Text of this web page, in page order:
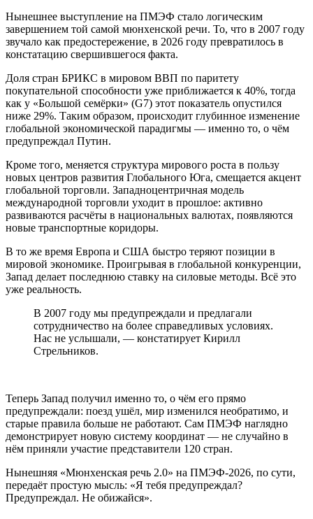
Нынешнее выступление на ПМЭФ стало логическим
завершением той самой мюнхенской речи. То, что в 2007 году
звучало как предостережение, в 2026 году превратилось в
констатацию свершившегося факта.
Доля стран БРИКС в мировом ВВП по паритету
покупательной способности уже приближается к 40%, тогда
как у «Большой семёрки» (G7) этот показатель опустился
ниже 29%. Таким образом, происходит глубинное изменение
глобальной экономической парадигмы — именно то, о чём
предупреждал Путин.
Кроме того, меняется структура мирового роста в пользу
новых центров развития Глобального Юга, смещается акцент
глобальной торговли. Западноцентричная модель
международной торговли уходит в прошлое: активно
развиваются расчёты в национальных валютах, появляются
новые транспортные коридоры.
В то же время Европа и США быстро теряют позиции в
мировой экономике. Проигрывая в глобальной конкуренции,
Запад делает последнюю ставку на силовые методы. Всё это
уже реальность.
В 2007 году мы предупреждали и предлагали
сотрудничество на более справедливых условиях.
Нас не услышали, — констатирует Кирилл
Стрельников.
Теперь Запад получил именно то, о чём его прямо
предупреждали: поезд ушёл, мир изменился необратимо, и
старые правила больше не работают. Сам ПМЭФ наглядно
демонстрирует новую систему координат — не случайно в
нём приняли участие представители 120 стран.
Нынешняя «Мюнхенская речь 2.0» на ПМЭФ-2026, по сути,
передаёт простую мысль: «Я тебя предупреждал?
Предупреждал. Не обижайся».